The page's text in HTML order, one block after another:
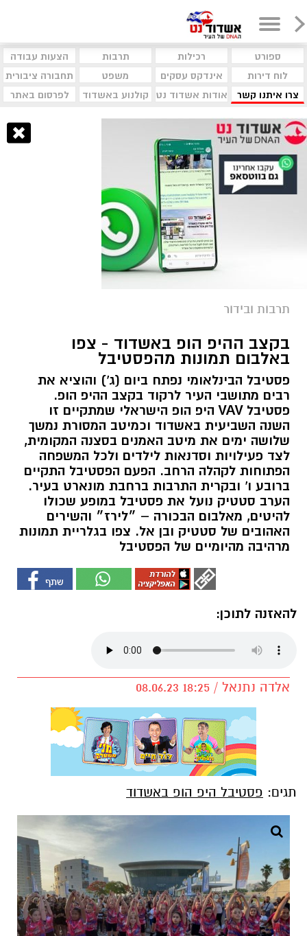
ספורט רכילות תרבות
הצעות עבודה
לוח דירות
אינדקס עסקים משפט
תחבורה ציבורית
צרו איתנו קשר
אודות אשדוד נט קולנוע באשדוד לפרסום באתר
תרבות ובידור
בקצב ההיפ הופ באשדוד - צפו
באלבום תמונות מהפסטיבל
פסטיבל הבינלאומי נפתח ביום (ג') והוציא את
רבים מתושבי העיר לרקוד בקצב ההיפ הופ.
פסטיבל VAV היפ הופ הישראלי שמתקיים זו
השנה השביעית באשדוד וכמיטב המסורת נמשך
שלושה ימים את מיטב האמנים בסצנה המקומית,
לצד פעילויות וסדנאות לילדים ולכל המשפחה
הפתוחות לקהלה הרחב. הפעם הפסטיבל התקיים
ברובע ו' ובקרית התרבות ברחבת מונארט בעיר.
הערב סטטיק נועל את פסטיבל במופע שכולו
להיטים, מאלבום הבכורה – ״לירז״ והשירים
האהובים של סטטיק ובן אל. צפו בגלריית תמונות
מרהיבה מהיומיים של הפסטיבל
להאזנה לתוכן:
אלדה נתנאל / 18:25 08.06.23
תגים: פסטיבל היפ הופ באשדוד